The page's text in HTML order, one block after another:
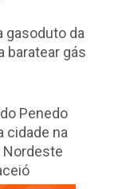
gasoduto da
baratear gás
Penedo
cidade na
Nordeste